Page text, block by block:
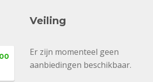
Veiling
Er zijn momenteel geen
aanbiedingen beschikbaar.